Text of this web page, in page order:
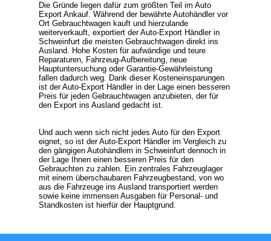
Die Gründe liegen dafür zum größten Teil im Auto
Export Ankauf. Während der bewährte Autohändler vor
Ort Gebrauchtwagen kauft und hierzulande
weiterverkauft, exportiert derAuto-Export Händlerin
Schweinfurt die meisten Gebrauchtwagen direkt ins
Ausland. Hohe Kosten für aufwändige und teure
Reparaturen, Fahrzeug-Aufbereitung, neue
Hauptuntersuchung oder Garantie-Gewährleistung
fallen dadurch weg. Dank dieser Kosteneinsparungen
ist der Auto-Export Händler in der Lage einen besseren
Preis für jeden Gebrauchtwagen anzubieten, der für
den Export ins Ausland gedacht ist.
Und auch wenn sich nicht jedes Auto für den Export
eignet, so ist der Auto-Export Händler im Vergleich zu
den gängigen Autohändlern in Schweinfurt dennoch in
der Lage Ihnen einen besseren Preis für den
Gebrauchten zu zahlen. Ein zentrales Fahrzeuglager
mit einem überschaubaren Fahrzeugbestand, von wo
aus die Fahrzeuge ins Ausland transportiert werden
sowie keine immensen Ausgaben für Personal- und
Standkosten ist hierfür der Hauptgrund.